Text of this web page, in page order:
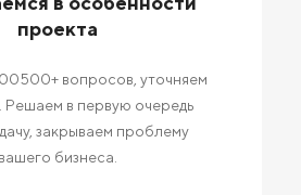
проекта
вопросов, уточняем
Решаем в первую очередь
закрываем проблему
вашего бизнеса.